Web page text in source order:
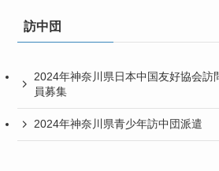
訪中団
2024年神奈川県日本中国友好協会訪
員募集
2024年神奈川県青少年訪中団派遣